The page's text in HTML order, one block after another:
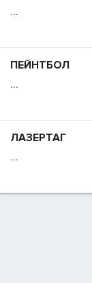
...
ПЕЙНТБОЛ
...
ЛАЗЕРТАГ
...